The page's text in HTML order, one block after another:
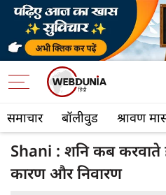
समाचार बॉलीवुड श्रावण
Shani : शनि कब करवाते
कारण और निवारण